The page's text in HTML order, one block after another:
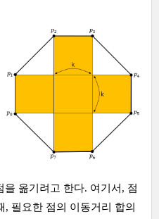
옮기려고 한다. 여기서, 점
필요한 점의 이동거리 합의